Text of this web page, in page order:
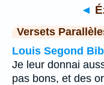
◄
Versets
Louis Segond
Je leur donnai
pas bons, et des